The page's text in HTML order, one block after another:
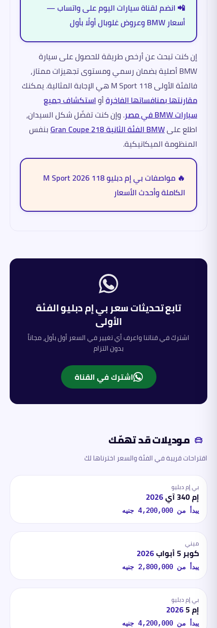
📲 انضم لقناة سيارات اليوم على واتساب —
أسعار BMW وعروض غلوبال أولًا بأول
إن كنت تبحث عن أرخص طريقة للحصول على سيارة
BMW أصلية بضمان رسمي ومستوى تجهيزات ممتاز،
فالفئة الأولى 118 M Sport هي الإجابة المثالية. يمكنك
مقارنتها بمنافساتها الفاخرةأواستكشاف جميع
سيارات BMW في مصر
. وإن كنت تفضّل شكل السيدان،
اطلع علىBMW الفئة الثانية 218 Gran Coupe
بنفس
المنظومة الميكانيكية.
🔥 مواصفات بي إم دبليو 118 M Sport 2026
الكاملة وأحدث الأسعار
تابع تحديثات سعربي إم دبليوالفئة
الأولى
اشترك في قناتنا واعرف أي تغيير في السعر أول بأول، مجاناً
بدون التزام
اشترك في القناة
موديلات قد تهمّك
اقتراحات قريبة في الفئة والسعر اخترناها لك
بي إم دبليو
إم 340 آي 2026
يبدأ من 4,200,000 جنيه
ميني
كوبر 5 أبواب 2026
يبدأ من 2,800,000 جنيه
بي إم دبليو
إم 5 2026
يبدأ من 4,200,000 جنيه